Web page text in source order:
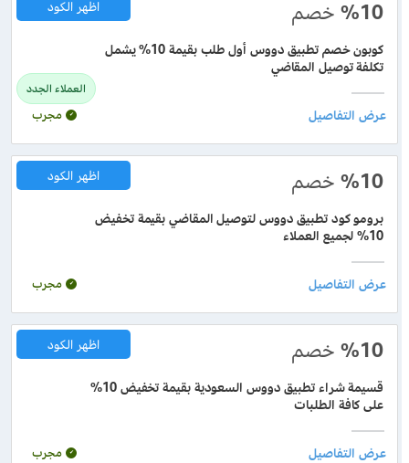
%10 خصم
العملاء الجدد
كوبون خصم تطبيق دووس أول طلب بقيمة 10% يشمل
تكلفة توصيل المقاضي
اظهر الكود
مجرب
%10 خصم
برومو كود تطبيق دووس لتوصيل المقاضي بقيمة تخفيض
10% لجميع العملاء
اظهر الكود
مجرب
%10 خصم
قسيمة شراء تطبيق دووس السعودية بقيمة تخفيض 10%
على كافة الطلبات
اظهر الكود
مجرب